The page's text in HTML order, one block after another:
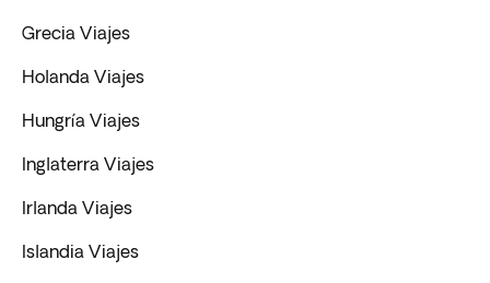
Grecia Viajes
Holanda Viajes
Hungría Viajes
Inglaterra Viajes
Irlanda Viajes
Islandia Viajes